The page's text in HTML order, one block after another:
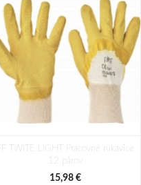
FF TWITE LIGHT Pracovné rukavice
12 párov
15,98 €